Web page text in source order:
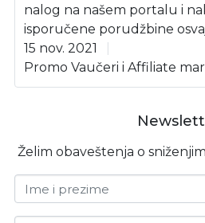
nalog na našem portalu i
isporučene porudžbine
15 nov. 2021
Promo Vaučeri i Affiliate
Želim obaveštenja o
Ime i prezime